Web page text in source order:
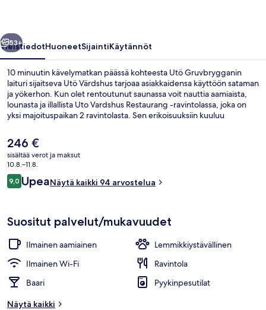
Seuraava
53+
YleistiedotHuoneetSijaintiKäytännöt
10 minuutin kävelymatkan päässä kohteesta Utö Gruvbrygganin
laituri sijaitseva Utö Värdshus tarjoaa asiakkaidensa käyttöön sataman
ja yökerhon. Kun olet rentoutunut saunassa voit nauttia aamiaista,
lounasta ja illallista Uto Vardshus Restaurang -ravintolassa, joka on
yksi majoituspaikan 2 ravintolasta. Sen erikoisuuksiin kuuluu
välipalabaari/deli ja terassi.
Nykyinen
hinta
on
246 €
246 €
sisältää verot ja maksut
10.8.–11.8.
Arvostelut
9,09,0 kautta 10.
UpeaNäytä kaikki 94 arvostelua
Suositut palvelut/mukavuudet
Ilmainen aamiainen
Lemmikkiystävällinen
Ilmainen Wi-Fi
Ravintola
Baari
Pyykinpesutilat
Näytä kaikki